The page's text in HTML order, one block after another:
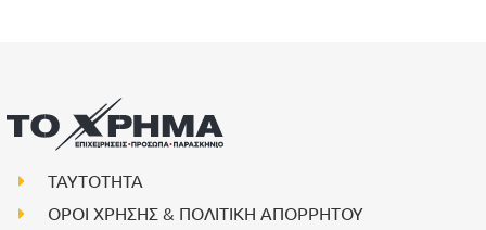
ΤΑΥΤΟΤΗΤΑ
ΟΡΟΙ ΧΡΗΣΗΣ & ΠΟΛΙΤΙΚΗ ΑΠΟΡΡΗΤΟΥ